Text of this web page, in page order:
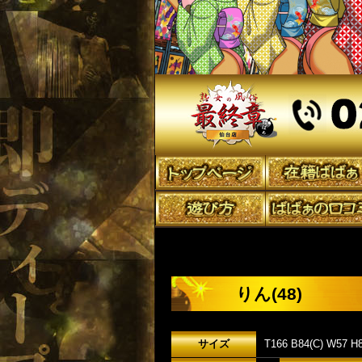
りん(48)
サイズ T166 B84(C) W57